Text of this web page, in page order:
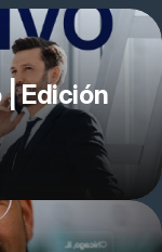
| Edición